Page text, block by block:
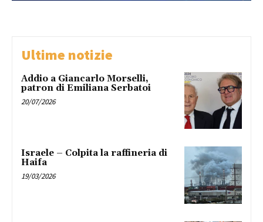
Ultime notizie
Addio a Giancarlo Morselli,
patron di Emiliana Serbatoi
20/07/2026
Israele – Colpita la raffineria di
Haifa
19/03/2026